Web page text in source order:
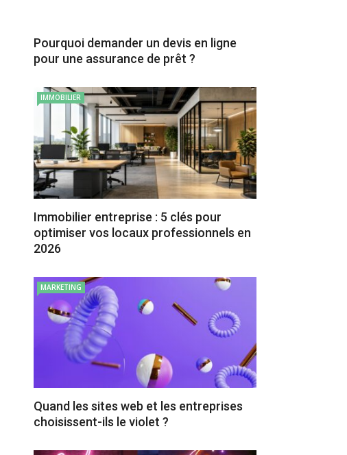
Pourquoi demander un devis en ligne
pour une assurance de prêt ?
IMMOBILIER
Immobilier entreprise : 5 clés pour
optimiser vos locaux professionnels en
2026
MARKETING
Quand les sites web et les entreprises
choisissent-ils le violet ?